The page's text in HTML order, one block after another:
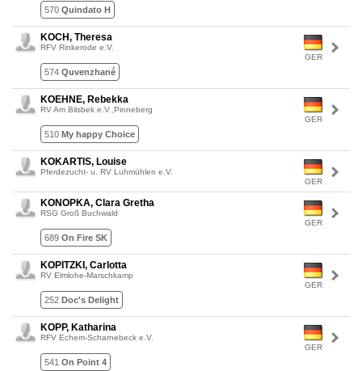
570 Quindato H
GER
KOCH, Theresa
RFV Rinkerode e.V.
574 Quvenzhané
GER
KOEHNE, Rebekka
RV Am Bilsbek e.V.,Pinneberg
510 My happy Choice
GER
KOKARTIS, Louise
Pferdezucht- u. RV Luhmühlen e.V.
GER
KONOPKA, Clara Gretha
RSG Groß Buchwald
689 On Fire SK
GER
KOPITZKI, Carlotta
RV Elmlohe-Marschkamp
252 Doc's Delight
GER
KOPP, Katharina
RFV Echem-Scharnebeck e.V.
541 On Point 4